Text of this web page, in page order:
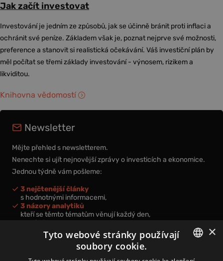
Jak začít investovat
Investování je jedním ze způsobů, jak se účinně bránit proti inflaci a
ochránit své peníze. Základem však je, poznat nejprve své možnosti,
preference a stanovit si realistická očekávání. Váš investiční plán by
měl počítat se třemi základy investování - výnosem, rizikem a
likviditou.
Knihovna vědomostí
Newsletter
Mějte přehled s newsletterem.
Nenechte si ujít nejnovější zprávy o investicích a ekonomice.
Jednou týdně vám pošleme:
3 nejčtenější články
s hodnotnými informacemi,
3 názory analytiků
kteří se těmto tématům věnují každý den,
nová videa a podcasty
k prohloubení vašich znalostí.
CZECH
×
Tyto webové stránky používají
soubory cookie.